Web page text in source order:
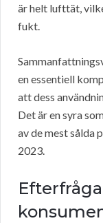
är helt lufttät,
fukt.
en essentiell
att dess
Det är en syra
av de mest sålda
2023.